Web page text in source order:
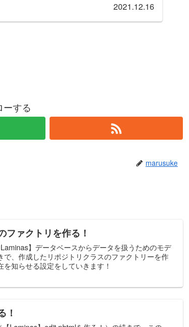
2021.12.16
ーする
marusuke
ファクトリを作る！
】データベースからデータを扱うためのモデ
、作成したリポジトリクラスのファクトリーを作
知らせる設定をしていきます！
！